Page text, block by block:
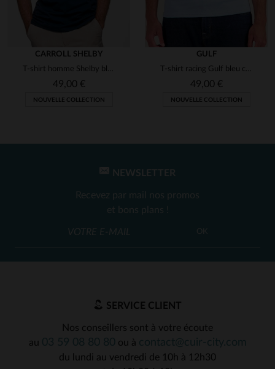
CARROLL SHELBY
T-shirt homme Shelby bleu marine
49,00 €
NOUVELLE COLLECTION
GULF
T-shirt racing Gulf bleu clair
49,00 €
NOUVELLE COLLECTION
NEWSLETTER
Recevez par mail nos promos
et bons plans !
OK
SERVICE CLIENT
Nos conseillers sont à votre écoute
au
ou à
du lundi au vendredi de 10h à 12h30